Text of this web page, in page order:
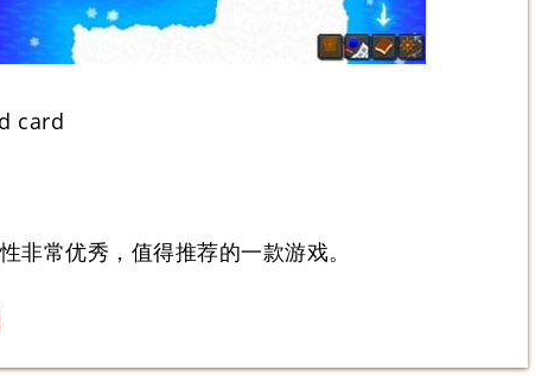
card
非常优秀，值得推荐的一款游戏。